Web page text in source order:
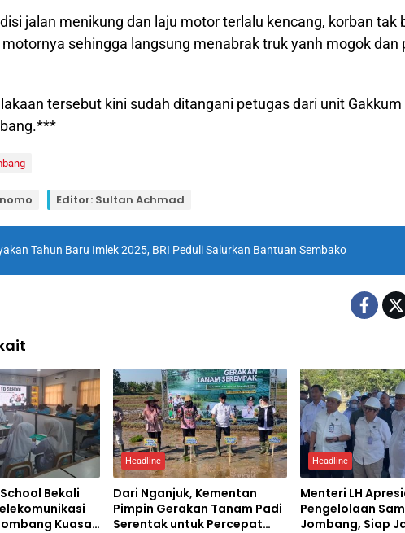
jalan menikung dan laju motor terlalu kencang, korban tak
sehingga langsung menabrak truk yanh mogok dan
tersebut kini sudah ditangani petugas dari unit
Editor: Sultan Achmad
Tahun Baru Imlek 2025, BRI Peduli Salurkan Bantuan Sembako
Bekali
Kuasai
Headline
Dari Nganjuk, Kementan
Pimpin Gerakan Tanam Padi
Serentak untuk Percepat
Headline
Menteri LH
Pengelolaan
Jombang, Siap